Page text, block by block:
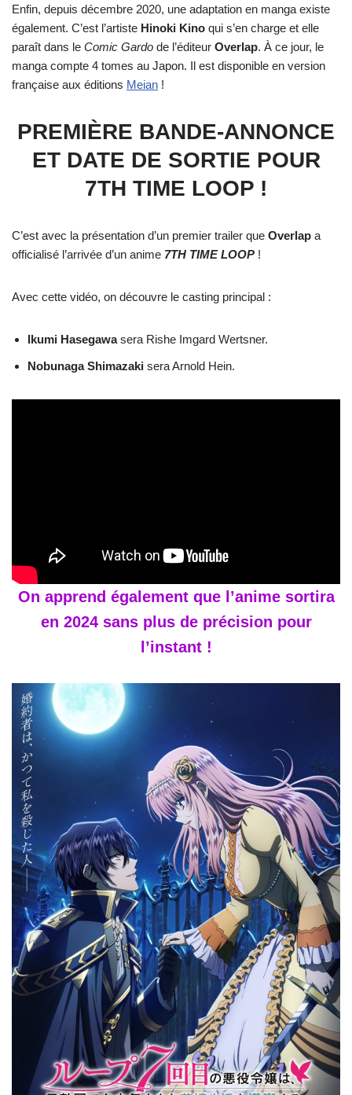
Enfin, depuis décembre 2020, une adaptation en manga existe
également. C’est l’artiste Hinoki Kino qui s’en charge et elle
paraît dans le Comic Gardo de l’éditeur Overlap. À ce jour, le
manga compte 4 tomes au Japon. Il est disponible en version
française aux éditions Meian !
PREMIÈRE BANDE-ANNONCE
ET DATE DE SORTIE POUR
7TH TIME LOOP !
C’est avec la présentation d’un premier trailer que Overlap a
officialisé l’arrivée d’un anime 7TH TIME LOOP !
Avec cette vidéo, on découvre le casting principal :
Ikumi Hasegawasera Rishe Imgard Wertsner.
Nobunaga Shimazaki sera Arnold Hein.
On apprend également que l’anime sortira
en 2024 sans plus de précision pour
l’instant !